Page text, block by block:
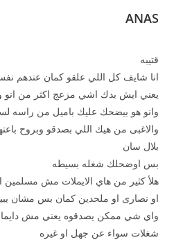
ANAS
قتيبه
انا شايف كل اللي علقو كمان عندهم
يعني ايش بدك اشي مزعج اكثر من انو
وانو هو بيضحك عليك باميل من راسه
والاغبى من هيك اللي بصدقو وبروح
بلال سان
بس اوضحلك شغله بسيطه
هلأ كثير من هاي الايملات مش مسلمين
او نصارى او ملحدين كمان بس مشان
واي شي ممكن يصدقوه يعني مش دايما
شغلات سواء عن جهل او غيره